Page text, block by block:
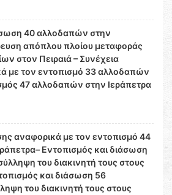
40 αλλοδαπών στην
απόπλου πλοίου μεταφοράς
στον Πειραιά – Συνέχεια
με τον εντοπισμό 33 αλλοδαπών
47 αλλοδαπών στην Ιεράπετρα
αναφορικά με τον εντοπισμό 44
Εντοπισμός και διάσωση
του διακινητή τους στους
και διάσωση 56
του διακινητή τους στους